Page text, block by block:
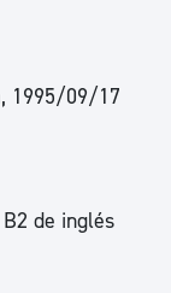
1995/09/17
de inglés